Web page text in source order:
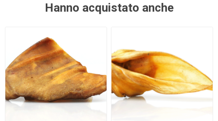
Hanno acquistato anche